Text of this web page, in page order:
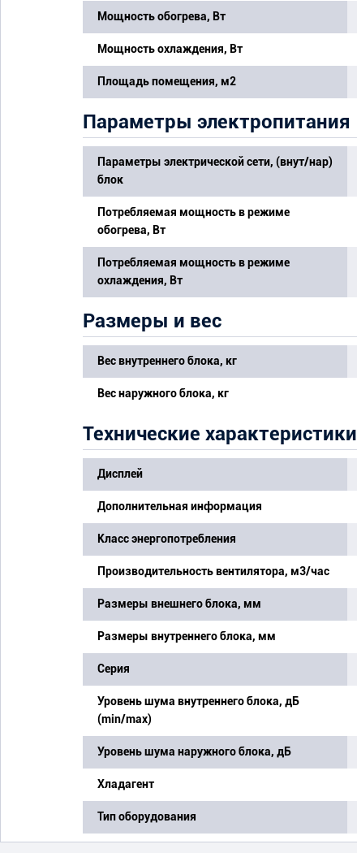
Мощность обогрева, Вт
Мощность охлаждения, Вт
Площадь помещения, м2
Параметры электропитания
Параметры электрической сети, (внут/нар)
блок
Потребляемая мощность в режиме
обогрева, Вт
Потребляемая мощность в режиме
охлаждения, Вт
Размеры и вес
Вес внутреннего блока, кг
Вес наружного блока, кг
Технические характеристики
Дисплей
Дополнительная информация
Класс энергопотребления
Производительность вентилятора, м3/час
Размеры внешнего блока, мм
Размеры внутреннего блока, мм
Серия
Уровень шума внутреннего блока, дБ
(min/max)
Уровень шума наружного блока, дБ
Хладагент
Тип оборудования